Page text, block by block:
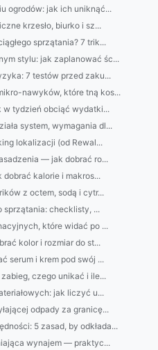
ogrodów: jak ich uniknąć...
krzesło, biurko i sz...
sprzątania? 7 trik...
stylu: jak zaplanować śc...
7 testów przed zaku...
nawyków, które tną kos...
tydzień obciąć wydatki...
system, wymagania dl...
lokalizacji (od Rewal...
— jak dobrać ro...
kalorie i makros...
z octem, sodą i cytr...
sprzątania: checklisty, ...
które widać po ...
kolor i rozmiar do st...
serum i krem pod swój ...
czego unikać i ile...
jak liczyć u...
odpady za granicę...
5 zasad, by odkłada...
wynajem — praktyc...